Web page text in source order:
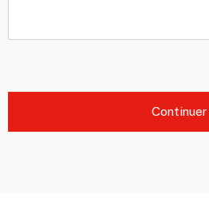
Continuer